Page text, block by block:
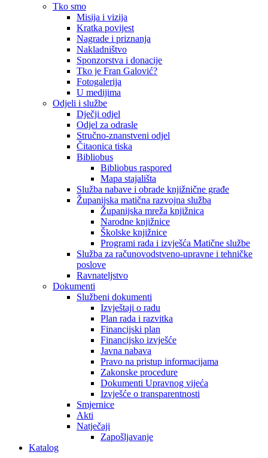
Tko smo
Misija i vizija
Kratka povijest
Nagrade i priznanja
Nakladništvo
Sponzorstva i donacije
Tko je Fran Galović?
Fotogalerija
U medijima
Odjeli i službe
Dječji odjel
Odjel za odrasle
Stručno-znanstveni odjel
Čitaonica tiska
Bibliobus
Bibliobus raspored
Mapa stajališta
Služba nabave i obrade knjižnične građe
Županijska matična razvojna služba
Županijska mreža knjižnica
Narodne knjižnice
Školske knjižnice
Programi rada i izvješća Matične službe
Služba za računovodstveno-upravne i tehničke
poslove
Ravnateljstvo
Dokumenti
Službeni dokumenti
Izvještaji o radu
Plan rada i razvitka
Financijski plan
Financijsko izvješće
Javna nabava
Pravo na pristup informacijama
Zakonske procedure
Dokumenti Upravnog vijeća
Izvješće o transparentnosti
Smjernice
Akti
Natječaji
Zapošljavanje
Katalog